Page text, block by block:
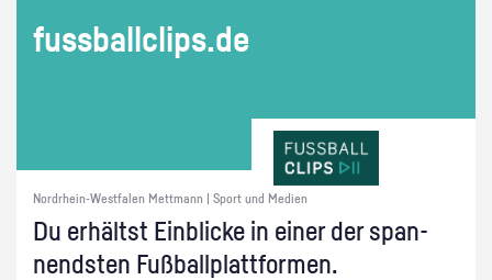
fuss­ball­clips.de
Nordrhein-Westfalen Mettmann | Sport und Medien
Du er­hältst Ein­bli­cke in einer der span­
nends­ten Fuß­ball­platt­for­men.